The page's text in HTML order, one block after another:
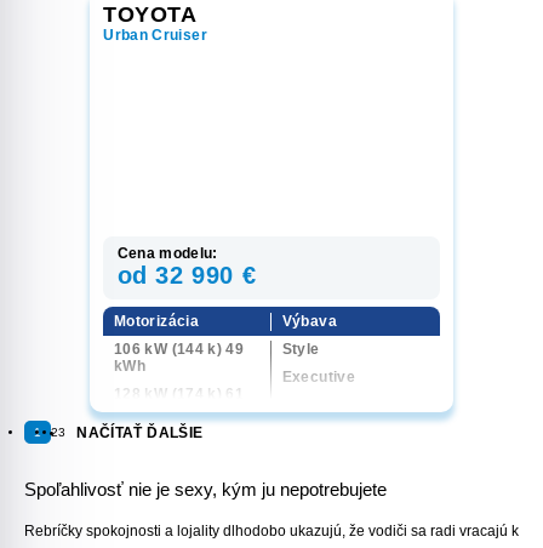
(178 k) 4x4 e-CVT
TOYOTA
Urban Cruiser
Cena modelu:
od 32 990 €
Motorizácia
106 kW (144 k) 49
kWh
128 kW (174 k) 61
kWh
135 kW (184 k) 4x4
Výbava
Style
Executive
1 23 NAČÍTAŤ ĎALŠIE
Spoľahlivosť nie je sexy, kým ju nepotrebujete
Rebríčky spokojnosti a lojality dlhodobo ukazujú, že vodiči sa radi vracajú k